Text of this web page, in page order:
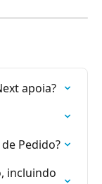
apoia?
Pedido?
incluindo